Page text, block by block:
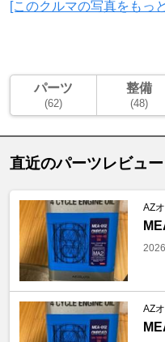
[このクルマの写真をもっ
パーツ
(62)
整備
(48)
直近のパーツレビュー
AZ
AZ